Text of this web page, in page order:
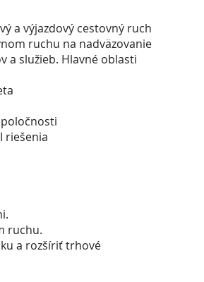
a výjazdový cestovný ruch
ruchu na nadväzovanie
a služieb. Hlavné oblasti
riešenia
ruchu.
a rozšíriť trhové